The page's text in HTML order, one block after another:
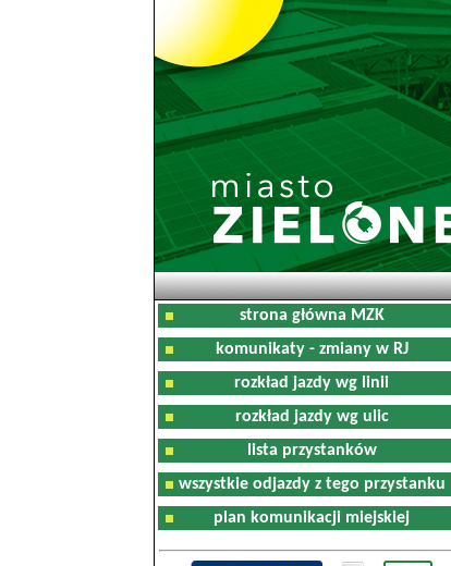
strona główna MZK
komunikaty - zmiany w RJ
rozkład jazdy wg linii
rozkład jazdy wg ulic
lista przystanków
wszystkie odjazdy z tego przystanku
plan komunikacji miejskiej